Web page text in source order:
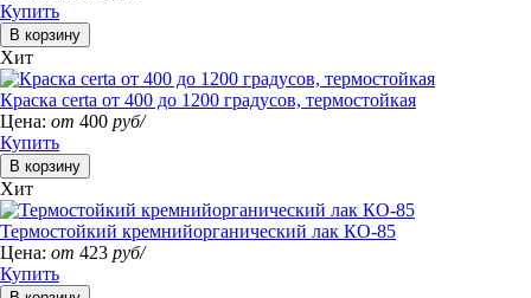
Купить
Хит
Краска certa от 400 до 1200 градусов, термостойкая
Цена: от 400 руб/
Купить
Хит
Термостойкий кремнийорганический лак КО-85
Цена: от 423 руб/
Купить